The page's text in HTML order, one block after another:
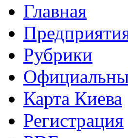
Главная
Рубрики
Карта Киева
Регистрация